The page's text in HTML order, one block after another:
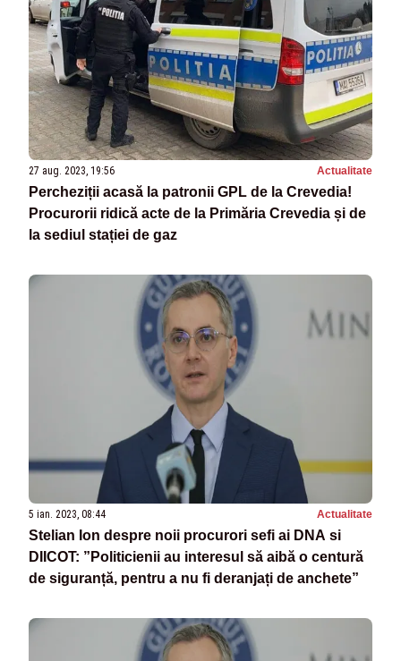
27 aug. 2023, 19:56 Actualitate
Percheziții acasă la patronii GPL de la Crevedia!
Procurorii ridică acte de la Primăria Crevedia și de
la sediul stației de gaz
5 ian. 2023, 08:44 Actualitate
Stelian Ion despre noii procurori sefi ai DNA si
DIICOT: ”Politicienii au interesul să aibă o centură
de siguranță, pentru a nu fi deranjați de anchete”